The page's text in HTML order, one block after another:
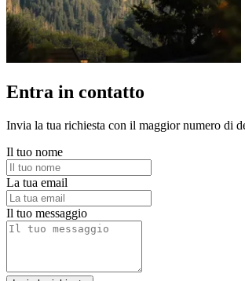
Entra in contatto
Invia la tua richiesta con il maggior numero di
Il tuo nome
La tua email
Il tuo messaggio